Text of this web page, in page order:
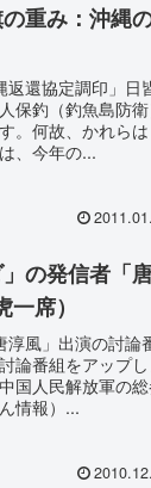
重み：沖縄
還協定調印」日
保釣（釣魚島防衛
。何故、かれらは
、今年の...
の発信者「
席）
風」出演の討論
論番組をアップし
国人民解放軍の
情報）...